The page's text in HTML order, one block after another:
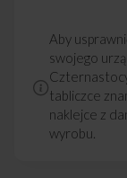
Aby
swojego
tabliczce
naklejce z
wyrobu.